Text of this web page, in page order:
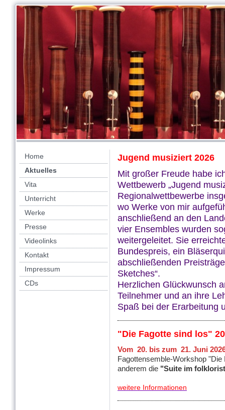
Home
Aktuelles
Vita
Unterricht
Werke
Presse
Videolinks
Kontakt
Impressum
CDs
Jugend musiziert 2026
Mit großer Freude habe
Wettbewerb „Jugend
Regionalwettbewerbe
wo Werke von mir
anschließend an den
vier Ensembles wurden
weitergeleitet. Sie
Bundespreis, ein
abschließenden
Sketches“.
Herzlichen Glückwunsch
Teilnehmer und an ihre
Spaß bei der Erarbeitung
"Die Fagotte sind los"
Vom 20. bis zum 21. Juni
Fagottensemble-Workshop
anderem die "Suite im
weitere Informationen